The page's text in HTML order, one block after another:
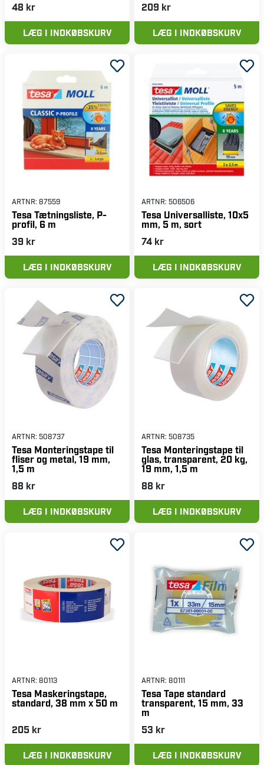
48 kr
LÆG I INDKØBSKURV
209 kr
LÆG I INDKØBSKURV
ARTNR: 87559
Tesa Tætningsliste, P-
profil, 6 m
39 kr
LÆG I INDKØBSKURV
ARTNR: 506506
Tesa Universalliste, 10x5
mm, 5 m, sort
74 kr
LÆG I INDKØBSKURV
ARTNR: 508737
Tesa Monteringstape til
fliser og metal, 19 mm,
1,5 m
88 kr
LÆG I INDKØBSKURV
ARTNR: 508735
Tesa Monteringstape til
glas, transparent, 20 kg,
19 mm, 1,5 m
88 kr
LÆG I INDKØBSKURV
ARTNR: 80113
Tesa Maskeringstape,
standard, 38 mm x 50 m
205 kr
LÆG I INDKØBSKURV
ARTNR: 80111
Tesa Tape standard
transparent, 15 mm, 33
m
53 kr
LÆG I INDKØBSKURV